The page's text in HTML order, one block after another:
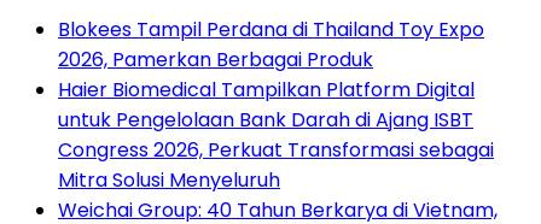
Blokees Tampil Perdana di Thailand Toy Expo
2026, Pamerkan Berbagai Produk
Haier Biomedical Tampilkan Platform Digital
untuk Pengelolaan Bank Darah di Ajang ISBT
Congress 2026, Perkuat Transformasi sebagai
Mitra Solusi Menyeluruh
Weichai Group: 40 Tahun Berkarya di Vietnam,